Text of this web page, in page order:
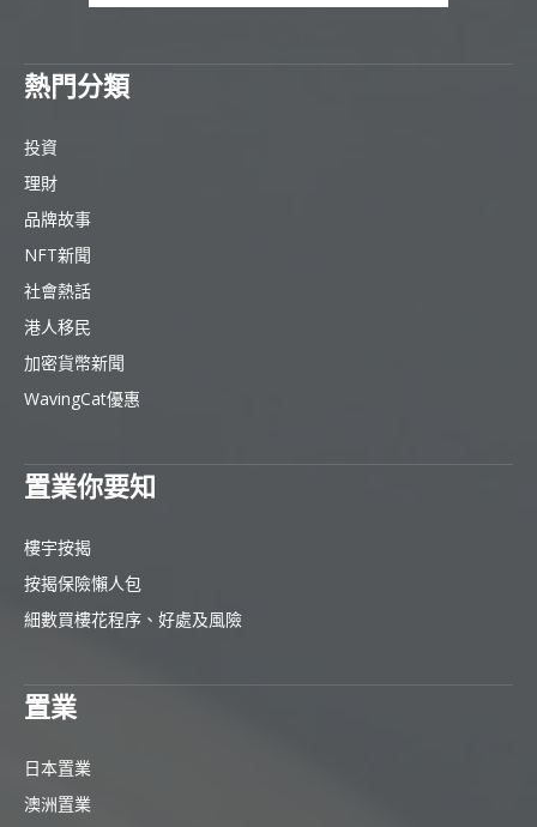
熱門分類
投資
理財
品牌故事
NFT新聞
社會熱話
港人移民
加密貨幣新聞
WavingCat優惠
置業你要知
樓宇按揭
按揭保險懶人包
細數買樓花程序、好處及風險
置業
日本置業
澳洲置業